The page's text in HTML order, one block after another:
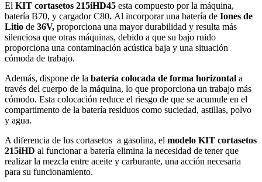
El KIT cortasetos 215iHD45 esta compuesto por la máquina,
batería B70, y cargador C80. Al incorporar una batería de Iones de
Litio de 36V, proporciona una mayor durabilidad y resulta más
silenciosa que otras máquinas, debido a que su bajo ruido
proporciona una contaminación acústica baja y una situación
cómoda de trabajo.
Además, dispone de la batería colocada de forma horizontal a
través del cuerpo de la máquina, lo que proporciona un trabajo más
cómodo. Esta colocación reduce el riesgo de que se acumule en el
compartimento de la batería residuos como suciedad, astillas, polvo
y agua.
A diferencia de los cortasetos a gasolina, el modelo KIT cortasetos
215iHD al funcionar a batería elimina la necesidad de tener que
realizar la mezcla entre aceite y carburante, una acción necesaria
para su funcionamiento.